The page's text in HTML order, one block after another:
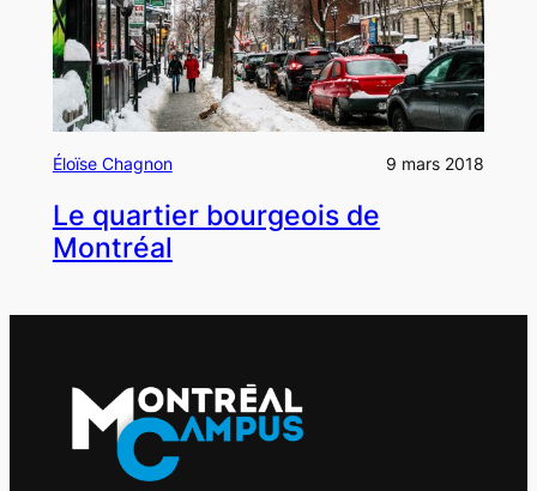
Éloïse Chagnon 9 mars 2018
Le quartier bourgeois de
Montréal